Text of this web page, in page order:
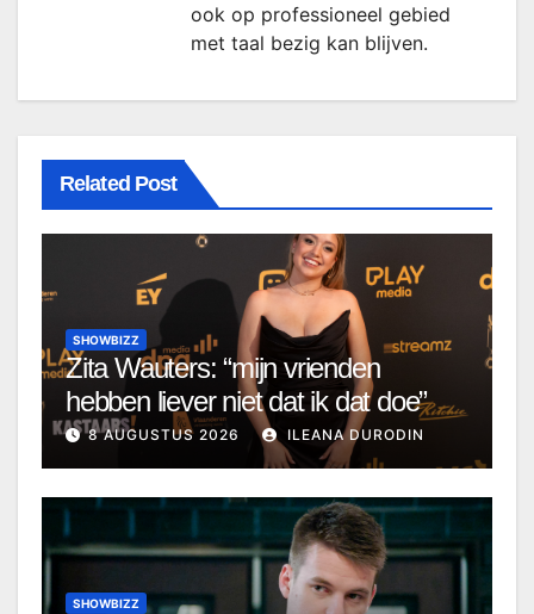
ook op professioneel gebied
met taal bezig kan blijven.
Related Post
SHOWBIZZ
Zita Wauters: “mijn vrienden
hebben liever niet dat ik dat doe”
8 AUGUSTUS 2026 ILEANA DURODIN
SHOWBIZZ